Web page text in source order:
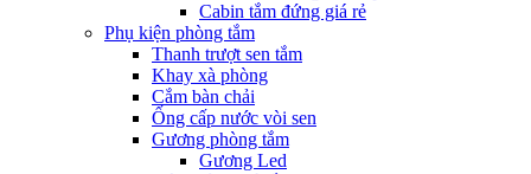
Cabin tắm đứng giá rẻ
Phụ kiện phòng tắm
Thanh trượt sen tắm
Khay xà phòng
Cắm bàn chải
Ống cấp nước vòi sen
Gương phòng tắm
Gương Led